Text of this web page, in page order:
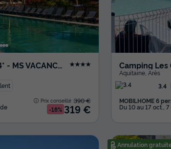
Camping Club Le Vivier 4* - MS VACANCES
★★★★
Prix conseillé :390 €
-18% 319 €
Camping Les
Aquitaine, Arès
3.4
MOBILHOME 6
Du 10 au 17 oct.,
Annulation